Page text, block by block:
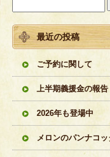
最近の投稿
ご予約に関して
上半期義援金の報告
2026年も登場中